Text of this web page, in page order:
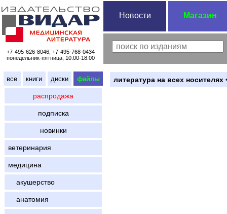
+7-495-626-8046, +7-495-768-0434
понедельник-пятница, 10:00-18:00
Новости Магазин
все книги диски файлы
распродажа
подписка
новинки
ветеринария
медицина
акушерство
анатомия
литература на всех носителях